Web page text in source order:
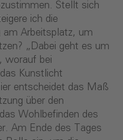
Stellt sich
ich die
am Arbeitsplatz, um
„Dabei geht es um
worauf bei
Kunstlicht
entscheidet das Maß
über den
Wohlbefinden des
Am Ende des Tages